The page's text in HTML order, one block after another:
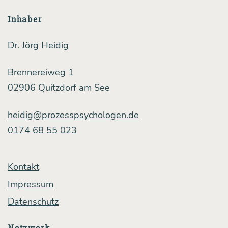
nen
nen
Inhaber
Dr. Jörg Heidig
Brennereiweg 1
02906 Quitzdorf am See
heidig@prozesspsychologen.de
0174 68 55 023
Kontakt
Impressum
Datenschutz